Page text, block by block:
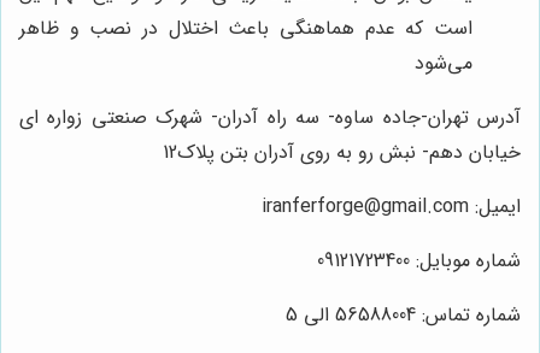
است که عدم هماهنگی باعث اختلال در نصب و ظاهر
می‌شود
آدرس تهران-جاده ساوه- سه راه آدران- شهرک صنعتی زواره ای
خیابان دهم- نبش رو به روی آدران بتن پلاک12
ایمیل: iranferforge@gmail.com
شماره موبایل: 09121723400
شماره تماس: 56588004 الی 5